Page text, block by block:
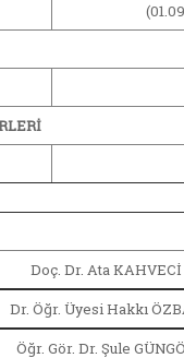
Doç. Dr. Ata KAHVECİ
Dr. Öğr. Üyesi Hakkı
Öğr. Gör. Dr. Şule